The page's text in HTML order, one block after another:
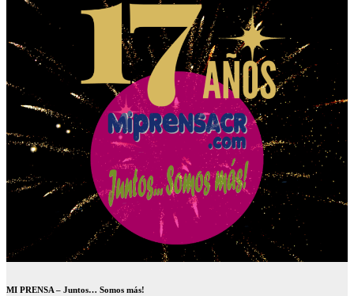
MI PRENSA – Juntos… Somos más!